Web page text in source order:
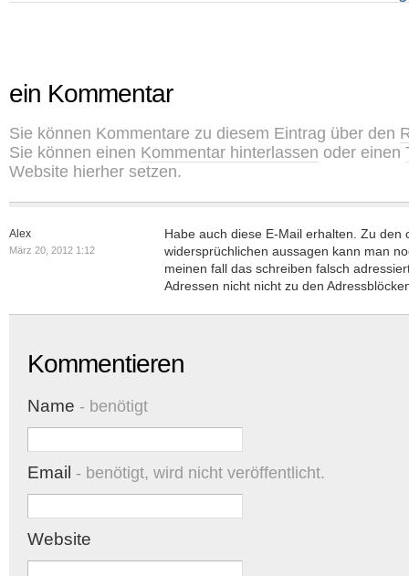
ein Kommentar
Sie können Kommentare zu diesem Eintrag über den
Sie können einen Kommentar hinterlassen oder einen
Website hierher setzen.
Alex
März 20, 2012 1:12
Habe auch diese E-Mail erhalten. Zu den
widersprüchlichen aussagen kann man
meinen fall das schreiben falsch
Adressen nicht nicht zu den
Kommentieren
Name - benötigt
Email - benötigt, wird nicht veröffentlicht.
Website